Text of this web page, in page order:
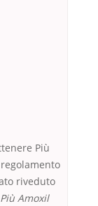
Più
riveduto
Amoxil